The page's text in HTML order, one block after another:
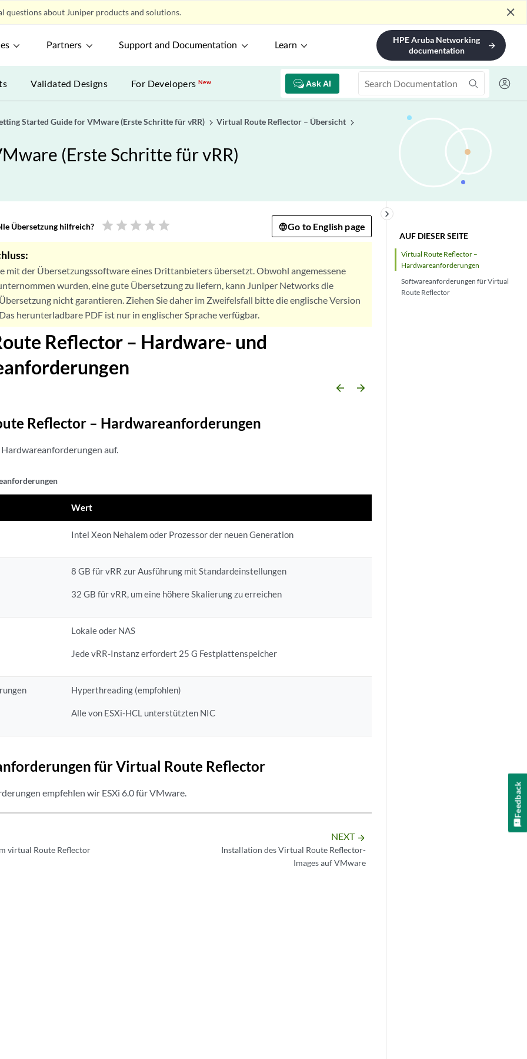
questions about Juniper products and solutions. close
Partners Support and Documentation Learn
HPE Aruba Networking
documentation
arrow_forward
Ask AI
Validated Designs For DevelopersNew
Started Guide for VMware (Erste Schritte für vRR) Virtual Route Reflector – Übersicht
(Erste Schritte für vRR)
AUF DIESER SEITE
Virtual Route Reflector –
Hardwareanforderungen
Softwareanforderungen für Virtual
Route Reflector
keyboard_arrow_right
Übersetzung hilfreich? star star star star star Go to English page
mit der Übersetzungssoftware eines Drittanbieters übersetzt. Obwohl angemessene
wurden, eine gute Übersetzung zu liefern, kann Juniper Networks die
nicht garantieren. Ziehen Sie daher im Zweifelsfall bitte die englische Version
herunterladbare PDF ist nur in englischer Sprache verfügbar.
Reflector – Hardware- und
arrow_backward arrow_forward
Reflector – Hardwareanforderungen
auf.
Wert
Intel Xeon Nehalem oder Prozessor der neuen Generation
8 GB für vRR zur Ausführung mit Standardeinstellungen
32 GB für vRR, um eine höhere Skalierung zu erreichen
Lokale oder NAS
Jede vRR-Instanz erfordert 25 G Festplattenspeicher
Hyperthreading (empfohlen)
Alle von ESXi-HCL unterstützten NIC
für Virtual Route Reflector
empfehlen wir ESXi 6.0 für VMware.
virtual Route Reflector
NEXT arrow_forward
Installation des Virtual Route Reflector-
Images auf VMware
Feedback